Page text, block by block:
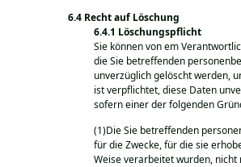
Recht auf Löschung
Löschungspflicht
Sie können von em
die Sie betreffenden
unverzüglich gelöscht werden,
ist verpflichtet, diese Daten
sofern einer der folgenden
(1)Die Sie betreffenden
für die Zwecke, für die sie
Weise verarbeitet wurden, nicht